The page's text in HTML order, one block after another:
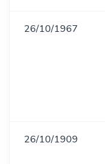
26/10/1967
26/10/1909